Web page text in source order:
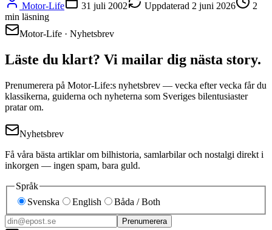
Motor-Life 31 juli 2002 Uppdaterad 2 juni 2026
2
min läsning
Motor-Life · Nyhetsbrev
Läste du klart? Vi mailar dig nästa story.
Prenumerera på Motor-Life:s nyhetsbrev — vecka efter vecka får du
klassikerna, guiderna och nyheterna som Sveriges bilentusiaster
pratar om.
Nyhetsbrev
Få våra bästa artiklar om bilhistoria, samlarbilar och nostalgi direkt i
inkorgen — ingen spam, bara guld.
Språk
Svenska
English Båda / Both
Prenumerera